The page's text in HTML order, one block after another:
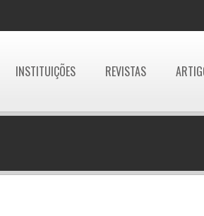
INSTITUIÇÕES REVISTAS